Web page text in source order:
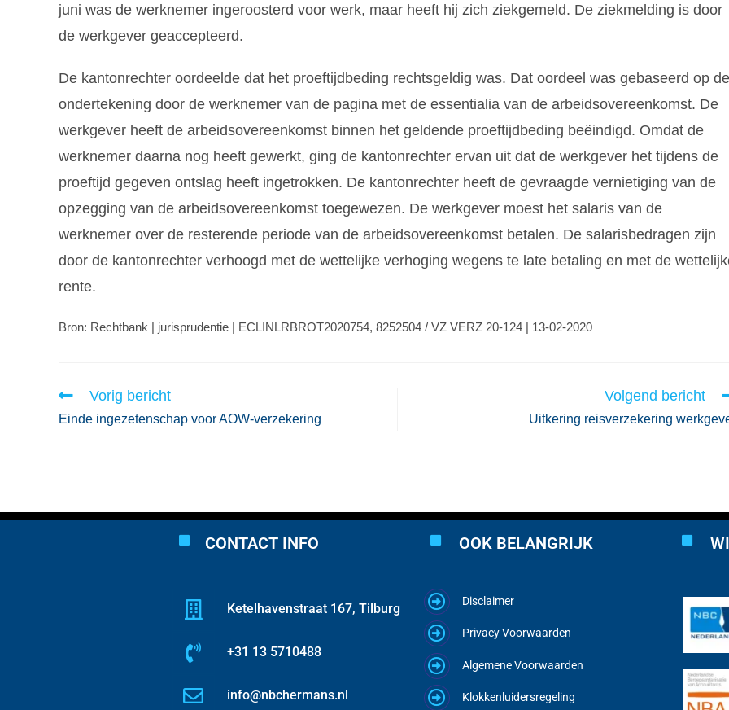
juni was de werknemer ingeroosterd voor werk, maar heeft hij zich ziekgemeld. De ziekmelding is door
de werkgever geaccepteerd.
De kantonrechter oordeelde dat het proeftijdbeding rechtsgeldig was. Dat oordeel was gebaseerd op de
ondertekening door de werknemer van de pagina met de essentialia van de arbeidsovereenkomst. De
werkgever heeft de arbeidsovereenkomst binnen het geldende proeftijdbeding beëindigd. Omdat de
werknemer daarna nog heeft gewerkt, ging de kantonrechter ervan uit dat de werkgever het tijdens de
proeftijd gegeven ontslag heeft ingetrokken. De kantonrechter heeft de gevraagde vernietiging van de
opzegging van de arbeidsovereenkomst toegewezen. De werkgever moest het salaris van de
werknemer over de resterende periode van de arbeidsovereenkomst betalen. De salarisbedragen zijn
door de kantonrechter verhoogd met de wettelijke verhoging wegens te late betaling en met de
rente.
Bron: Rechtbank | jurisprudentie | ECLINLRBROT2020754, 8252504 / VZ VERZ 20-124 | 13-02-2020
Vorig bericht
Einde ingezetenschap voor AOW-verzekering
Volgend bericht
Uitkering reisverzekering
CONTACT INFO
Ketelhavenstraat 167, Tilburg
+31 13 5710488
info@nbchermans.nl
OOK BELANGRIJK
Disclaimer
Privacy Voorwaarden
Algemene Voorwaarden
Klokkenluidersregeling